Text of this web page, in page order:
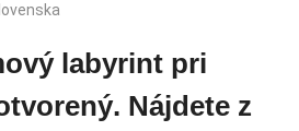
labyrint pri
Nájdete z